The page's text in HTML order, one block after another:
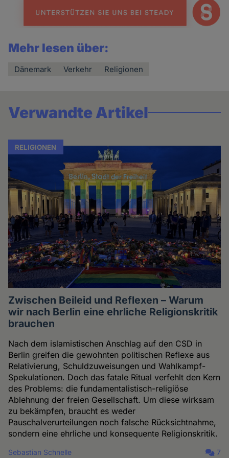
Mehr lesen über:
Dänemark Verkehr Religionen
Verwandte Artikel
RELIGIONEN
Zwischen Beileid und Reflexen – Warum
wir nach Berlin eine ehrliche Religionskritik
brauchen
Nach dem islamistischen Anschlag auf den CSD in
Berlin greifen die gewohnten politischen Reflexe aus
Relativierung, Schuldzuweisungen und Wahlkampf-
Spekulationen. Doch das fatale Ritual verfehlt den Kern
des Problems: die fundamentalistisch-religiöse
Ablehnung der freien Gesellschaft. Um diese wirksam
zu bekämpfen, braucht es weder
Pauschalverurteilungen noch falsche Rücksichtnahme,
sondern eine ehrliche und konsequente Religionskritik.
Sebastian Schnelle
7